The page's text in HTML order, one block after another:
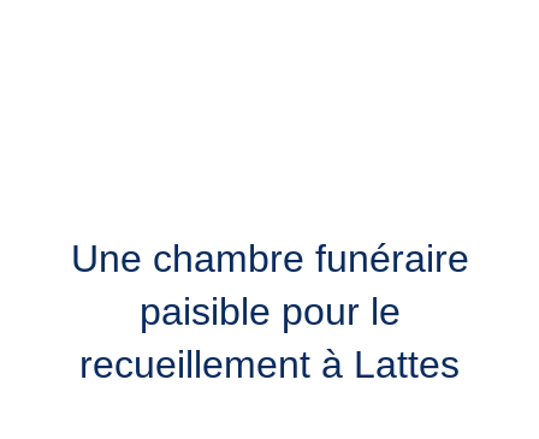
Une chambre funéraire
paisible pour le
recueillement à Lattes